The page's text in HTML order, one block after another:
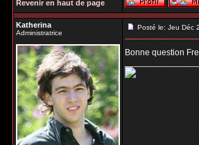
Revenir en haut de page
Katherina
Administratrice
Posté le: Jeu Déc
Bonne question